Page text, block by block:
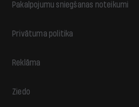
Pakalpojumu sniegšanas noteikumi
Privātuma politika
Reklāma
Ziedo